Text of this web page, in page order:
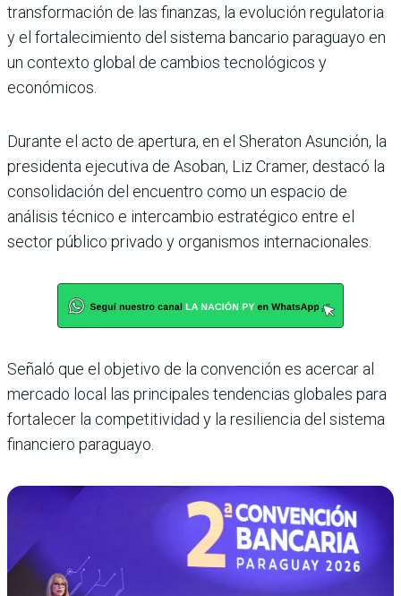
transformación de las finanzas, la evolución regulatoria
y el fortalecimiento del sistema bancario paraguayo en
un contexto global de cambios tecnológicos y
económicos.
Durante el acto de apertura, en el Sheraton Asunción, la
presidenta ejecutiva de Asoban, Liz Cramer, destacó la
consolidación del encuentro como un espacio de
análisis técnico e intercambio estratégico entre el
sector público privado y organismos internacionales.
Señaló que el objetivo de la convención es acercar al
mercado local las principales tendencias globales para
fortalecer la competitividad y la resiliencia del sistema
financiero paraguayo.